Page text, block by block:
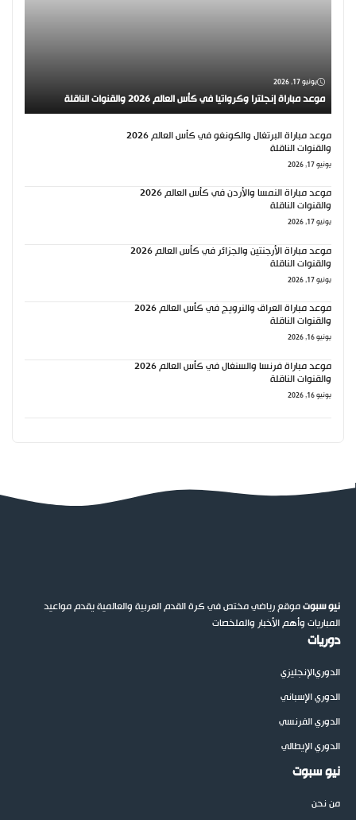
يونيو 17, 2026
موعد مباراة إنجلترا وكرواتيا في كأس العالم 2026 والقنوات الناقلة
موعد مباراة البرتغال والكونغو في كأس العالم 2026
والقنوات الناقلة
يونيو 17, 2026
موعد مباراة النمسا والأردن في كأس العالم 2026
والقنوات الناقلة
يونيو 17, 2026
موعد مباراة الأرجنتين والجزائر في كأس العالم 2026
والقنوات الناقلة
يونيو 17, 2026
موعد مباراة العراق والنرويج في كأس العالم 2026
والقنوات الناقلة
يونيو 16, 2026
موعد مباراة فرنسا والسنغال في كأس العالم 2026
والقنوات الناقلة
يونيو 16, 2026
نيو سبوتموقع رياضي مختص في كرة القدم العربية والعالمية يقدم مواعيد
المباريات وأهم الأخبار والملخصات
دوريات
الدوريالإنجليزي
الدوري الإسباني
الدوري الفرنسي
الدوري الإيطالي
نيو سبوت
من نحن